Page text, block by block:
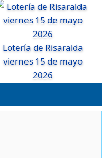
Lotería de Risaralda
viernes 15 de mayo
2026